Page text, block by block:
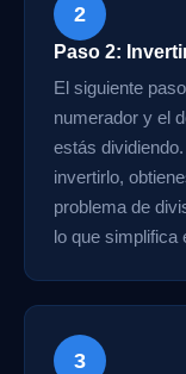
2
Paso 2:
El siguiente
numerador y el
estás
invertirlo,
problema de
lo que simplifica
3